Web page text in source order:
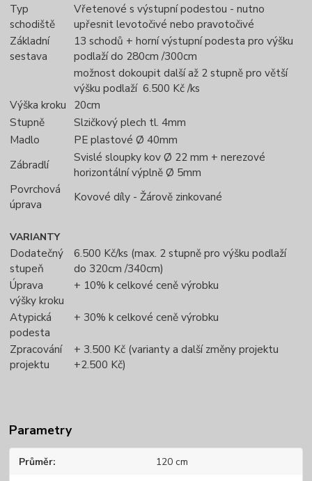
Typ
schodiště
Vřetenové s výstupní podestou - nutno
upřesnit levotočivé nebo pravotočivé
Základní
sestava
13 schodů + horní výstupní podesta pro výšku
podlaží do 280cm /300cm
možnost dokoupit další až 2 stupně pro větší
výšku podlaží 6.500 Kč /ks
Výška kroku
20cm
Stupně
Slzičkový plech tl. 4mm
Madlo
PE plastové Ø 40mm
Zábradlí
Svislé sloupky kov Ø 22 mm + nerezové
horizontální výplně Ø 5mm
Povrchová
úprava
Kovové díly - Žárově zinkované
VARIANTY
Dodatečný
stupeň
6.500 Kč/ks (max. 2 stupně pro výšku podlaží
do 320cm /340cm)
Úprava
výšky kroku
+ 10% k celkové ceně výrobku
Atypická
podesta
+ 30% k celkové ceně výrobku
Zpracování
projektu
+ 3.500 Kč (varianty a další změny projektu
+2.500 Kč)
Parametry
Průměr 120 cm